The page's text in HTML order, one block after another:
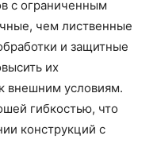
с ограниченным
чем лиственные
и защитные
их
внешним условиям.
гибкостью, что
конструкций с